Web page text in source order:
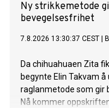
Ny strikkemetode
bevegelsesfrihet
7.8.2026 13:30:37 CEST
Da chihuahuaen Zita
begynte Elin Takvam
raglanmetode som gir
Nå kommer